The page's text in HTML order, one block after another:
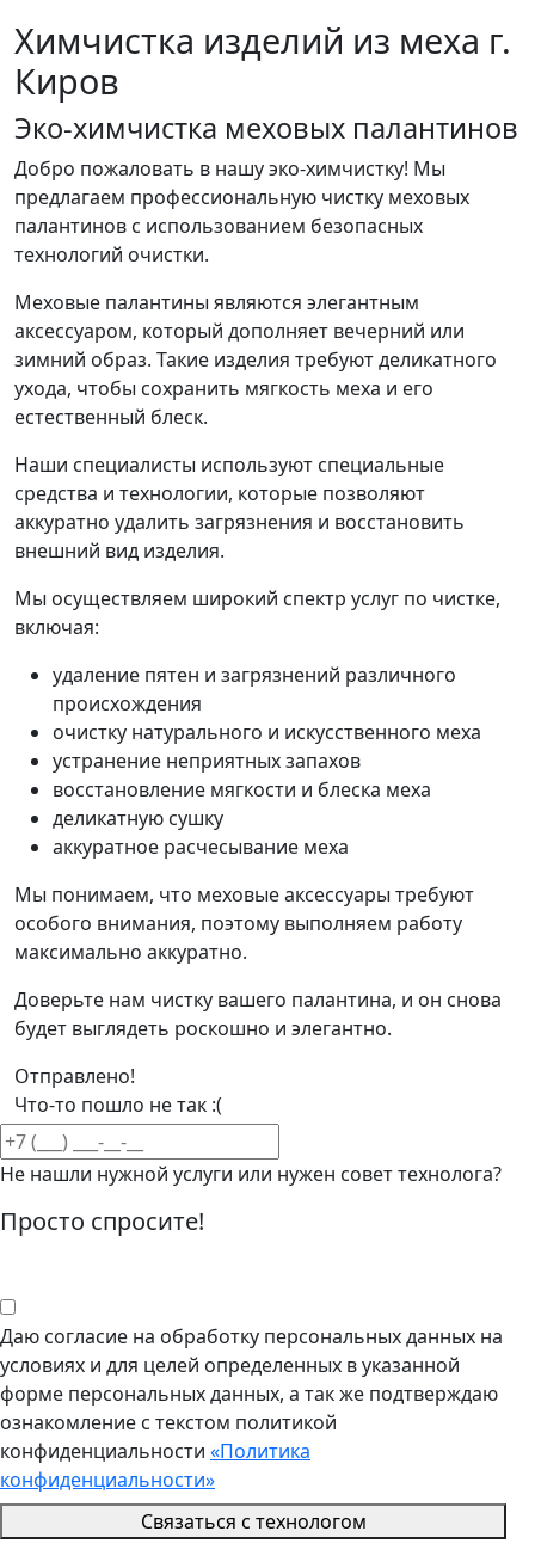
Химчистка изделий из меха г.
Киров
Эко-химчистка меховых палантинов
Добро пожаловать в нашу эко-химчистку! Мы
предлагаем профессиональную чистку меховых
палантинов с использованием безопасных
технологий очистки.
Меховые палантины являются элегантным
аксессуаром, который дополняет вечерний или
зимний образ. Такие изделия требуют деликатного
ухода, чтобы сохранить мягкость меха и его
естественный блеск.
Наши специалисты используют специальные
средства и технологии, которые позволяют
аккуратно удалить загрязнения и восстановить
внешний вид изделия.
Мы осуществляем широкий спектр услуг по чистке,
включая:
удаление пятен и загрязнений различного
происхождения
очистку натурального и искусственного меха
устранение неприятных запахов
восстановление мягкости и блеска меха
деликатную сушку
аккуратное расчесывание меха
Мы понимаем, что меховые аксессуары требуют
особого внимания, поэтому выполняем работу
максимально аккуратно.
Доверьте нам чистку вашего палантина, и он снова
будет выглядеть роскошно и элегантно.
Отправлено!
Что-то пошло не так :(
Не нашли нужной услуги или нужен совет технолога?
Просто спросите!
Даю согласие на обработку персональных данных на
условиях и для целей определенных в указанной
форме персональных данных, а так же подтверждаю
ознакомление с текстом политикой
конфиденциальности «Политика
конфиденциальности»
Связаться с технологом